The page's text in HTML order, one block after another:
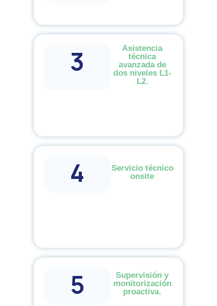
3
Asistencia
técnica
avanzada de
dos niveles L1-
L2.
4
Servicio técnico
onsite
5
Supervisión y
monitorización
proactiva.